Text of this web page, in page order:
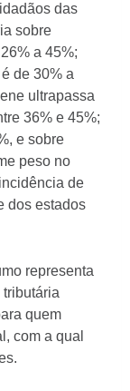
das
sobre
a 45%;
de 30% a
ultrapassa
36% e 45%;
e sobre
peso no
de
dos estados
representa
quem
com a qual